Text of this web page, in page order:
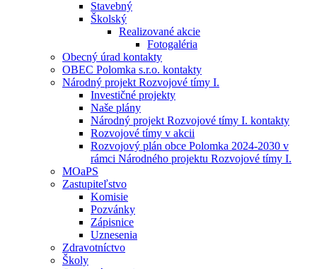
Stavebný
Školský
Realizované akcie
Fotogaléria
Obecný úrad kontakty
OBEC Polomka s.r.o. kontakty
Národný projekt Rozvojové tímy I.
Investičné projekty
Naše plány
Národný projekt Rozvojové tímy I. kontakty
Rozvojové tímy v akcii
Rozvojový plán obce Polomka 2024-2030 v
rámci Národného projektu Rozvojové tímy I.
MOaPS
Zastupiteľstvo
Komisie
Pozvánky
Zápisnice
Uznesenia
Zdravotníctvo
Školy